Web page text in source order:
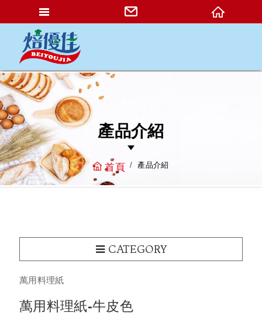
產品介紹
首頁 產品介紹
CATEGORY
進口烤盤紙
萬用料理紙
萬用料理紙-牛皮色